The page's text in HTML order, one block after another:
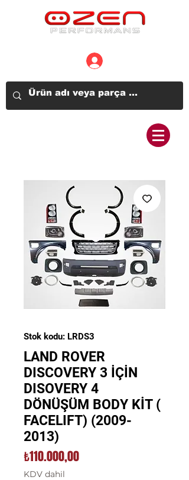
Stok kodu: LRDS3
LAND ROVER
DISCOVERY 3 İÇİN
DISOVERY 4
DÖNÜŞÜM BODY KİT (
FACELIFT) (2009-
2013)
₺110.000,00Fiyat
KDV dahil